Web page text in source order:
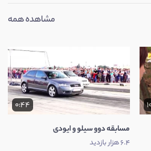
مشاهده همه
0:44
مسابقه دوو سیلو و ایودی
6.4 هزار بازدید